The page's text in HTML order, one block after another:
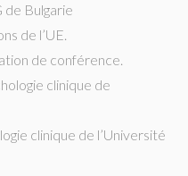
de Bulgarie
de l’UE.
de conférence.
clinique de
clinique de l’Université